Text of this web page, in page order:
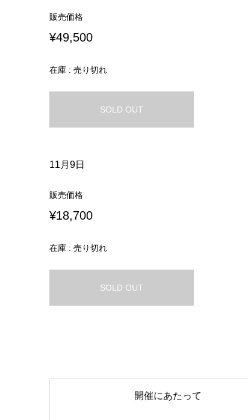
販売価格
¥49,500
在庫 : 売り切れ
SOLD OUT
11月9日
販売価格
¥18,700
在庫 : 売り切れ
SOLD OUT
開催にあたって